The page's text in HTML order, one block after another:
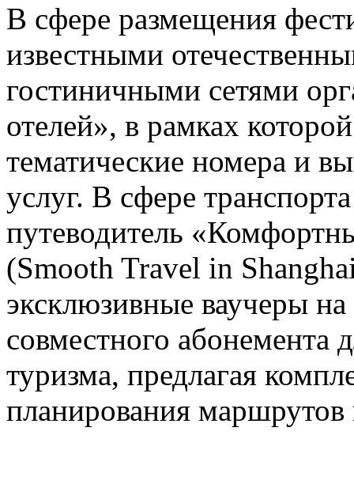
В сфере размещения
известными
гостиничными сетями
отелей», в рамках
тематические номера и
услуг. В сфере
путеводитель
(Smooth Travel in
эксклюзивные ваучеры
совместного абонемента
туризма, предлагая
планирования маршрутов